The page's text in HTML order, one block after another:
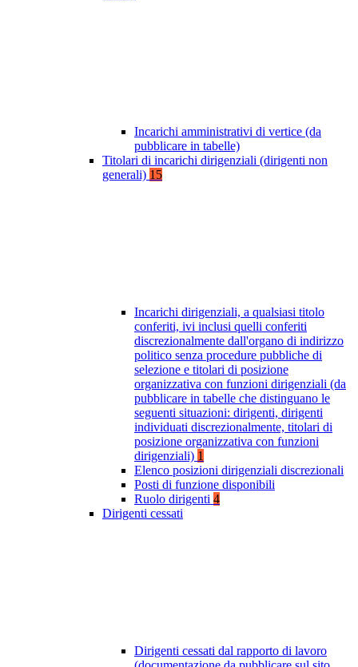
Incarichi amministrativi di vertice (da
pubblicare in tabelle)
Titolari di incarichi dirigenziali (dirigenti non
generali) 15
Incarichi dirigenziali, a qualsiasi titolo
conferiti, ivi inclusi quelli conferiti
discrezionalmente dall'organo di indirizzo
politico senza procedure pubbliche di
selezione e titolari di posizione
organizzativa con funzioni dirigenziali (da
pubblicare in tabelle che distinguano le
seguenti situazioni: dirigenti, dirigenti
individuati discrezionalmente, titolari di
posizione organizzativa con funzioni
dirigenziali) 1
Elenco posizioni dirigenziali discrezionali
Posti di funzione disponibili
Ruolo dirigenti 4
Dirigenti cessati
Dirigenti cessati dal rapporto di lavoro